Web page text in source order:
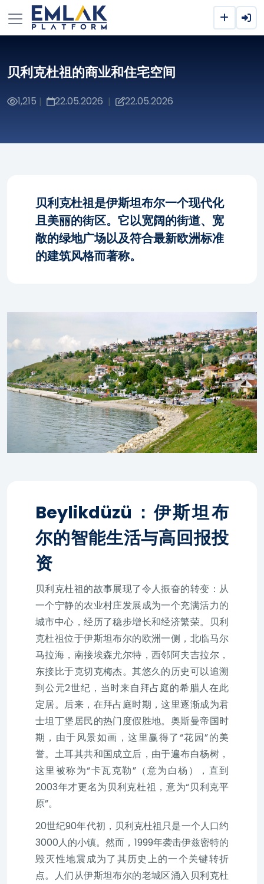
贝利克杜祖的商业和住宅空间
1,215 | 22.05.2026 | 22.05.2026
贝利克杜祖是伊斯坦布尔一个现代化
且美丽的街区。它以宽阔的街道、宽
敞的绿地广场以及符合最新欧洲标准
的建筑风格而著称。
Beylikdüzü：伊斯坦布
尔的智能生活与高回报投
资
贝利克杜祖的故事展现了令人振奋的转变：从
一个宁静的农业村庄发展成为一个充满活力的
城市中心，经历了稳步增长和经济繁荣。贝利
克杜祖位于伊斯坦布尔的欧洲一侧，北临马尔
马拉海，南接埃森尤尔特，西邻阿夫吉拉尔，
东接比于克切克梅杰。其悠久的历史可以追溯
到公元2世纪，当时来自拜占庭的希腊人在此
定居。后来，在拜占庭时期，这里逐渐成为君
士坦丁堡居民的热门度假胜地。奥斯曼帝国时
期，由于风景如画，这里赢得了“花园”的美
誉。土耳其共和国成立后，由于遍布白杨树，
这里被称为“卡瓦克勒”（意为白杨），直到
2003年才更名为贝利克杜祖，意为“贝利克平
原”。
20世纪90年代初，贝利克杜祖只是一个人口约
3000人的小镇。然而，1999年袭击伊兹密特的
毁灭性地震成为了其历史上的一个关键转折
点。人们从伊斯坦布尔的老城区涌入贝利克杜